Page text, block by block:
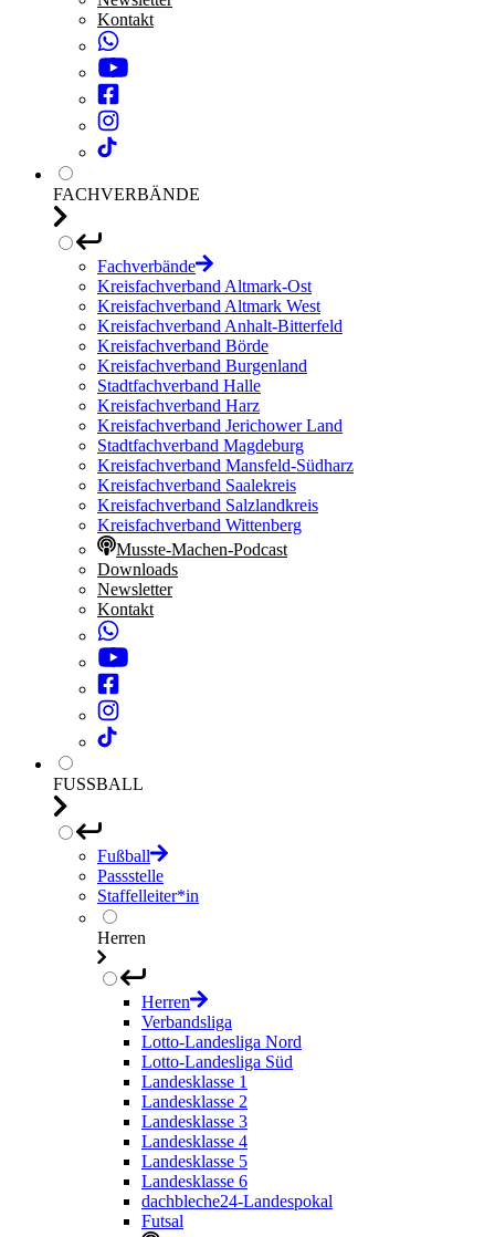
Kontakt
FACHVERBÄNDE
Fachverbände
Kreisfachverband Altmark-Ost
Kreisfachverband Altmark West
Kreisfachverband Anhalt-Bitterfeld
Kreisfachverband Börde
Kreisfachverband Burgenland
Stadtfachverband Halle
Kreisfachverband Harz
Kreisfachverband Jerichower Land
Stadtfachverband Magdeburg
Kreisfachverband Mansfeld-Südharz
Kreisfachverband Saalekreis
Kreisfachverband Salzlandkreis
Kreisfachverband Wittenberg
Musste-Machen-Podcast
Downloads
Newsletter
Kontakt
FUSSBALL
Fußball
Passstelle
Staffelleiter*in
Herren
Herren
Verbandsliga
Lotto-Landesliga Nord
Lotto-Landesliga Süd
Landesklasse 1
Landesklasse 2
Landesklasse 3
Landesklasse 4
Landesklasse 5
Landesklasse 6
dachbleche24-Landespokal
Futsal